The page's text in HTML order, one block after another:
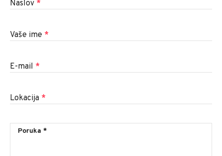
Naslov *
Vaše ime *
E-mail *
Lokacija *